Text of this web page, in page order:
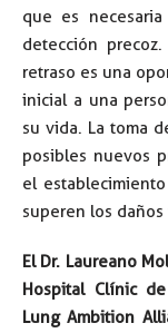
que es
detección
retraso es una
inicial a una
su vida. La toma
posibles nuevos
el
superen los
El Dr. Laureano
Hospital Clínic
Lung Ambition